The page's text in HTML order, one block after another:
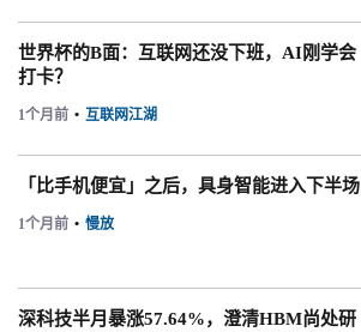
世界杯的B面：互联网还没下班，AI刚学会
打卡？
1个月前 • 互联网江湖
「比手机便宜」之后，具身智能进入下半场
1个月前 • 慢放
深科技半月暴涨57.64%，澄清HBM尚处研